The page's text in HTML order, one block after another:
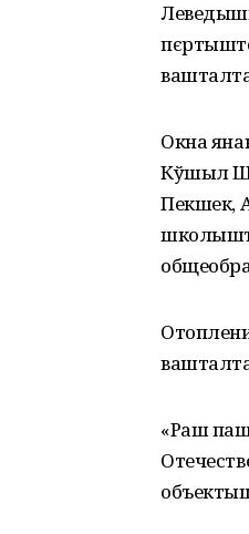
Окна
Кўшыл
Пекшек,
«Раш